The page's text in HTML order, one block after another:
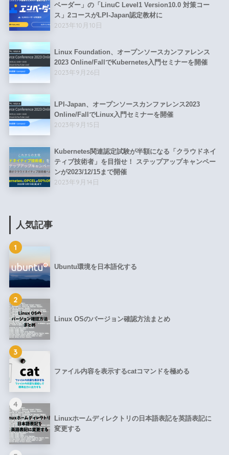
ベーダー」の「LinuC Level1 Version10.0 対策コー
ス」2コースがLPI-Japan認定教材に
2023年10月10日
Linux Foundation、オープンソースカンファレンス
2023 Online/FallでKubernetes入門セミナーを開催
2023年9月26日
LPI-Japan、オープンソースカンファレンス2023
Online/FallでLinux入門セミナーを開催
2023年9月15日
Kubernetes関連認定試験が半額になる「クラウドネイ
ティブ技術者」を目指せ！ ステップアップキャンペー
ンが2023/12/15まで開催
2023年9月14日
人気記事
1
Ubuntu環境を日本語化する
2
Linux OSのバージョン確認方法まとめ
3
ファイル内容を表示するcatコマンドを極める
4
Linuxホームディレクトリの日本語表記を英語表記に
変更する